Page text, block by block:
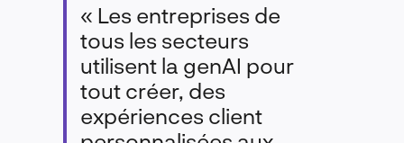
« Les entreprises de
tous les secteurs
utilisent la genAI pour
tout créer, des
expériences client